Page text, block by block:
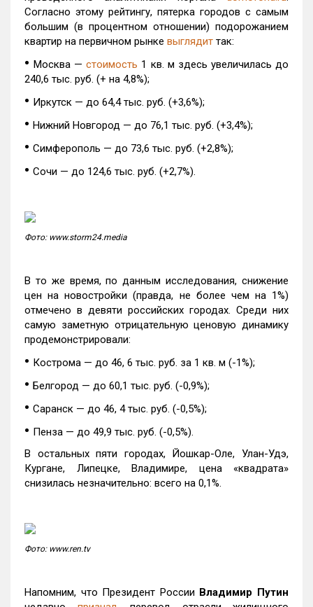
Согласно этому рейтингу, пятерка городов с самым
большим (в процентном отношении) подорожанием
квартир на первичном рынке выглядит так:
•Москва —стоимость 1 кв. м здесь увеличилась до
240,6 тыс. руб. (+ на 4,8%);
• Иркутск — до 64,4 тыс. руб. (+3,6%);
• Нижний Новгород — до 76,1 тыс. руб. (+3,4%);
• Симферополь — до 73,6 тыс. руб. (+2,8%);
• Сочи — до 124,6 тыс. руб. (+2,7%).
Фото: www.storm24.media
В то же время, по данным исследования, снижение
цен на новостройки (правда, не более чем на 1%)
отмечено в девяти российских городах. Среди них
самую заметную отрицательную ценовую динамику
продемонстрировали:
• Кострома — до 46, 6 тыс. руб. за 1 кв. м (-1%);
• Белгород — до 60,1 тыс. руб. (-0,9%);
• Cаранск — до 46, 4 тыс. руб. (-0,5%);
• Пенза — до 49,9 тыс. руб. (-0,5%).
В остальных пяти городах, Йошкар-Оле, Улан-Удэ,
Кургане, Липецке, Владимире, цена «квадрата»
снизилась незначительно: всего на 0,1%.
Фото: www.ren.tv
Напомним, что Президент России Владимир Путин